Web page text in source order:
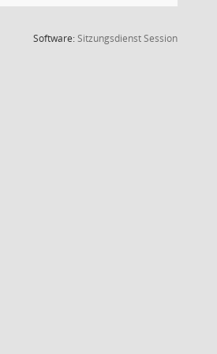
Software:SitzungsdienstSession(Wird in